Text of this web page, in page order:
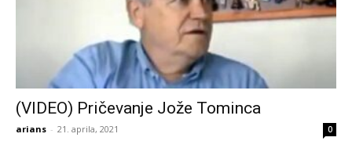
(VIDEO) Pričevanje Jože Tominca
arians - 21. aprila, 2021 0